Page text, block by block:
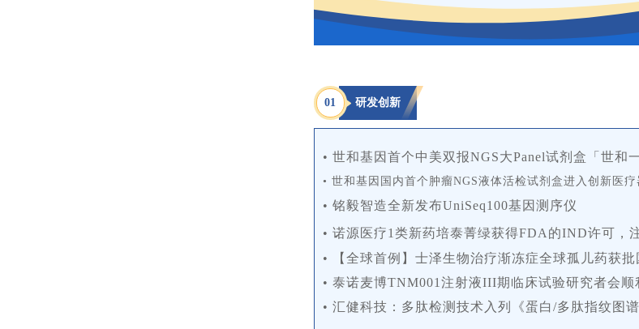
01 研发创新
• 世和基因首个中美双报NGS大Panel试剂盒「世和
• 世和基因国内首个肿瘤NGS液体活检试剂盒进入创新医疗
• 铭毅智造全新发布UniSeq100基因测序仪
• 诺源医疗1类新药培泰菁绿获得FDA的IND许可，
• 【全球首例】士泽生物治疗渐冻症全球孤儿药获
• 泰诺麦博TNM001注射液III期临床试验研究者会顺
• 汇健科技：多肽检测技术入列《蛋白/多肽指纹图